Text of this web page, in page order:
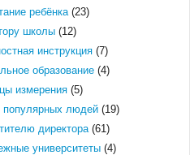
ребёнка(23)
школы(12)
инструкция(7)
образование(4)
измерения(5)
людей(19)
директора(61)
университеты(4)